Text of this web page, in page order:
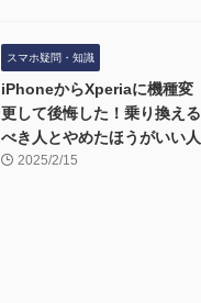
スマホ疑問・知識
iPhoneからXperiaに機種変
更して後悔した！乗り換える
べき人とやめたほうがいい人
2025/2/15